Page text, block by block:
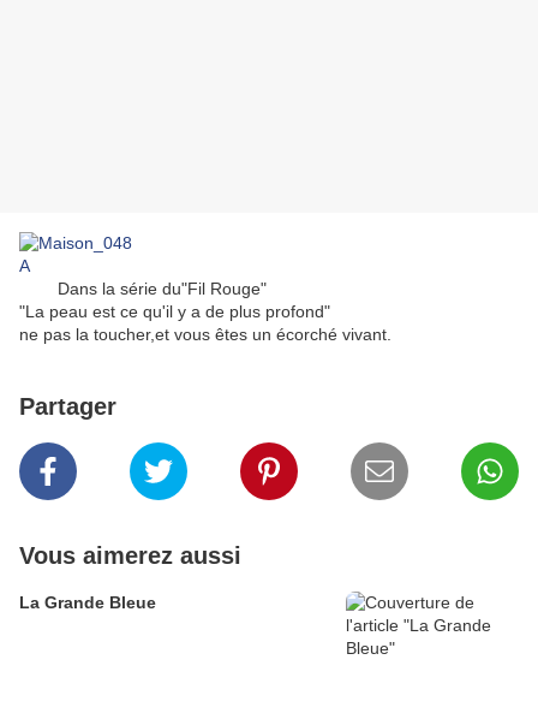
Dans la série du"Fil Rouge"
"La peau est ce qu'il y a de plus profond"
ne pas la toucher,et vous êtes un écorché vivant.
Partager
Vous aimerez aussi
La Grande Bleue